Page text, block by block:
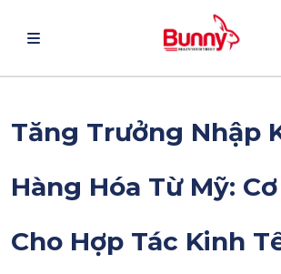
Tăng Trưởng Nhập
Hàng Hóa Từ Mỹ:
Cho Hợp Tác Kinh